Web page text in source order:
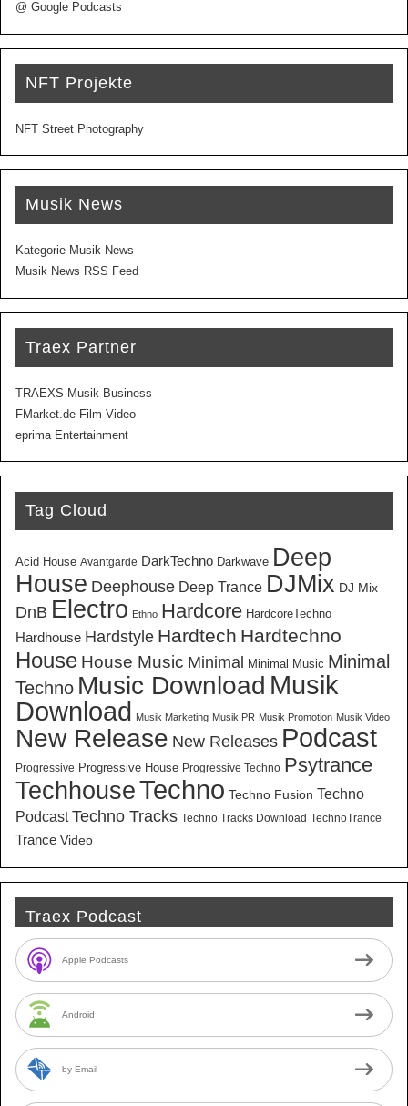
@ Google Podcasts
NFT Projekte
NFT Street Photography
Musik News
Kategorie Musik News
Musik News RSS Feed
Traex Partner
TRAEXS Musik Business
FMarket.de Film Video
eprima Entertainment
Tag Cloud
Acid House Avantgarde DarkTechno Darkwave Deep
House Deephouse Deep Trance DJMix DJ Mix
DnB Electro Ethno Hardcore HardcoreTechno
Hardhouse Hardstyle Hardtech Hardtechno
House House Music Minimal Minimal Music Minimal
Techno Music Download Musik
Download Musik Marketing Musik PR Musik Promotion Musik Video
New Release New Releases Podcast
Progressive Progressive House Progressive Techno Psytrance
TechhouseTechno Techno Fusion Techno
Podcast Techno Tracks Techno Tracks Download TechnoTrance
Trance Video
Traex Podcast
Apple Podcasts
Android
by Email